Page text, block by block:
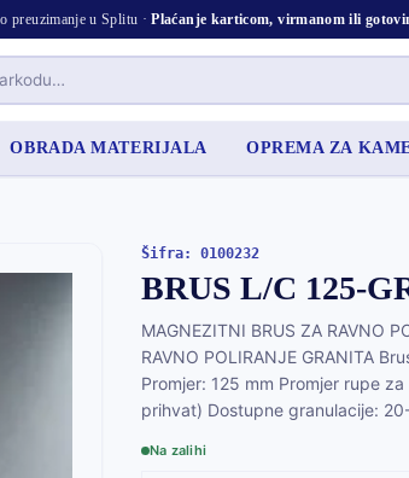
preuzimanje u Splitu ·Plaćanje karticom, virmanom ili
OBRADA MATERIJALA OPREMA ZA
Šifra: 0100232
BRUS L/C 125-
MAGNEZITNI BRUS ZA RAVNO
RAVNO POLIRANJE GRANITA
Promjer: 125 mm Promjer rupe
prihvat) Dostupne granulacije:
Na zalihi